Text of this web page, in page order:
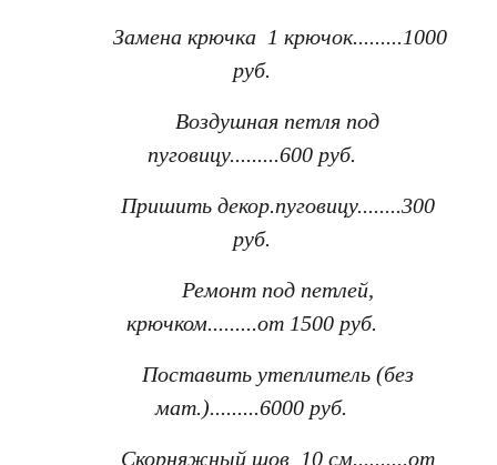
Замена крючка 1 крючок.........1000
руб.
Воздушная петля под
пуговицу.........600 руб.
Пришить декор.пуговицу........300
руб.
Ремонт под петлей,
крючком.........от 1500 руб.
Поставить утеплитель (без
мат.).........6000 руб.
Скорняжный шов 10 см..........от